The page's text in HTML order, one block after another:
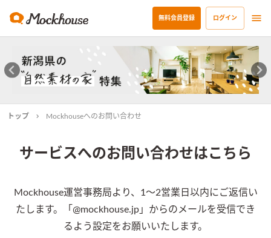
無料会員登録 ログイン
トップ Mockhouseへのお問い合わせ
サービスへのお問い合わせはこちら
Mockhouse運営事務局より、1〜2営業日以内にご返信い
たします。
「@mockhouse.jp」からのメールを受信でき
るよう設定をお願いいたします。